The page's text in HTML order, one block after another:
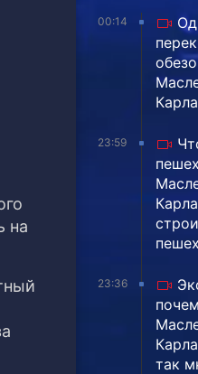
на
00:14
23:59
23:36
так